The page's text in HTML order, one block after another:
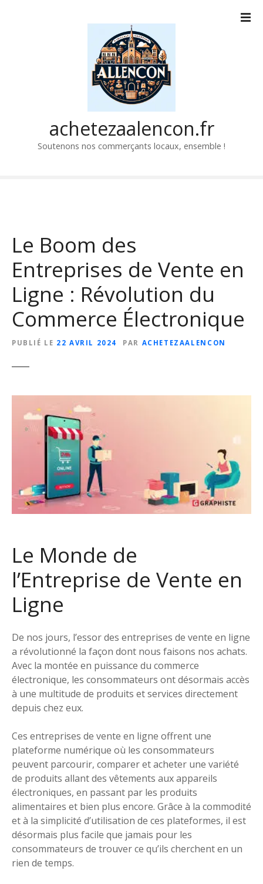
achetezaalencon.fr
Soutenons nos commerçants locaux, ensemble !
Le Boom des
Entreprises de Vente en
Ligne : Révolution du
Commerce Électronique
PUBLIÉ LE 22 AVRIL 2024 PAR ACHETEZAALENCON
Le Monde de
l’Entreprise de Vente en
Ligne
De nos jours, l’essor des entreprises de vente en ligne
a révolutionné la façon dont nous faisons nos achats.
Avec la montée en puissance du commerce
électronique, les consommateurs ont désormais accès
à une multitude de produits et services directement
depuis chez eux.
Ces entreprises de vente en ligne offrent une
plateforme numérique où les consommateurs
peuvent parcourir, comparer et acheter une variété
de produits allant des vêtements aux appareils
électroniques, en passant par les produits
alimentaires et bien plus encore. Grâce à la commodité
et à la simplicité d’utilisation de ces plateformes, il est
désormais plus facile que jamais pour les
consommateurs de trouver ce qu’ils cherchent en un
rien de temps.